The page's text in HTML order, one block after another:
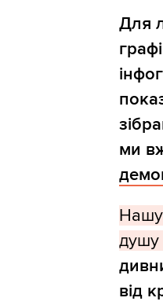
Для
ми
Нашу
душу
від